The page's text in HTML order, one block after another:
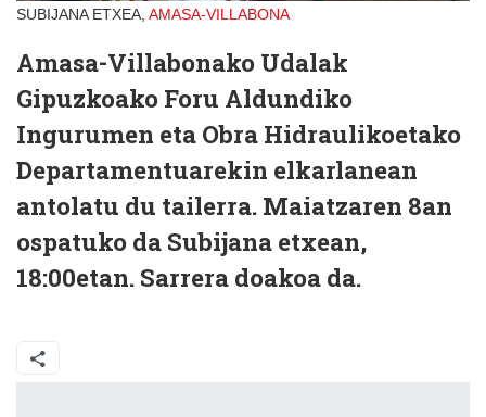
SUBIJANA ETXEA, AMASA-VILLABONA
Amasa-Villabonako Udalak
Gipuzkoako Foru Aldundiko
Ingurumen eta Obra Hidraulikoetako
Departamentuarekin elkarlanean
antolatu du tailerra. Maiatzaren 8an
ospatuko da Subijana etxean,
18:00etan. Sarrera doakoa da.